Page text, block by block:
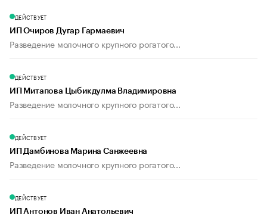
ДЕЙСТВУЕТ
ИП Очиров Дугар Гармаевич
Разведение молочного крупного рогатого...
ДЕЙСТВУЕТ
ИП Митапова Цыбикдулма Владимировна
Разведение молочного крупного рогатого...
ДЕЙСТВУЕТ
ИП Дамбинова Марина Санжеевна
Разведение молочного крупного рогатого...
ДЕЙСТВУЕТ
ИП Антонов Иван Анатольевич